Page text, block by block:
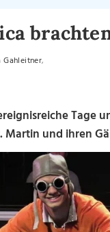
Gahleitner,
Tage
und ihren